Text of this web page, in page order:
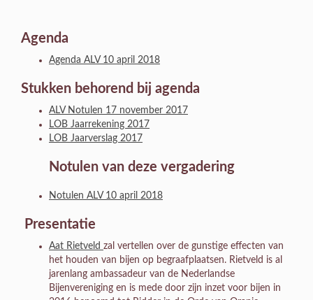
Agenda
Agenda ALV 10 april 2018
Stukken behorend bij agenda
ALV Notulen 17 november 2017
LOB Jaarrekening 2017
LOB Jaarverslag 2017
Notulen van deze vergadering
Notulen ALV 10 april 2018
Presentatie
Aat Rietveld zal vertellen over de gunstige effecten van
het houden van bijen op begraafplaatsen. Rietveld is al
jarenlang ambassadeur van de Nederlandse
Bijenvereniging en is mede door zijn inzet voor bijen in